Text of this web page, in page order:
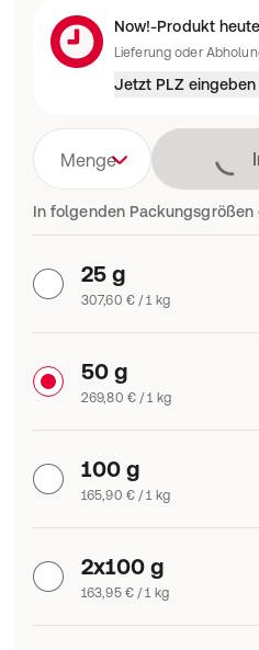
Now!-Produkt
Lieferung oder
Jetzt PLZ eingeben
Menge
In folgenden Packungsgrößen
25 g
307,60 € / 1 kg
50 g
269,80 € / 1 kg
100 g
165,90 € / 1 kg
2x100 g
163,95 € / 1 kg